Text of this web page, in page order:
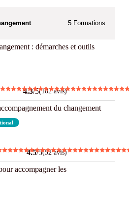
5 Formations
: démarches et outils
4.3/5(102 avis)
du changement
4.5/5(52 avis)
accompagner les